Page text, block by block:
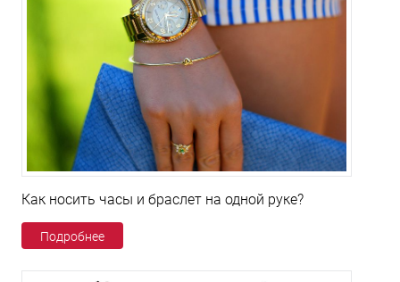
Как носить часы и браслет на одной руке?
Подробнее